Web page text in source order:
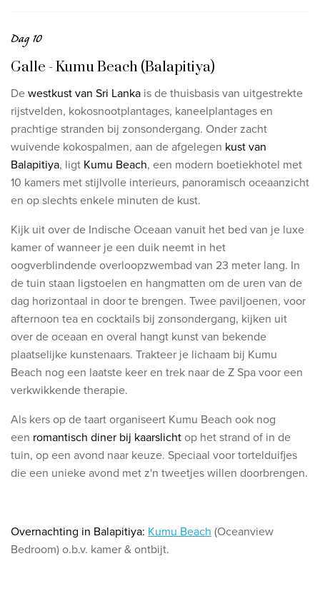
Dag 10
Galle - Kumu Beach (Balapitiya)
Dewestkust van Sri Lanka is de thuisbasis van uitgestrekte
rijstvelden, kokosnootplantages, kaneelplantages en
prachtige stranden bij zonsondergang. Onder zacht
wuivende kokospalmen, aan de afgelegen kust van
Balapitiya, ligt Kumu Beach, een modern boetiekhotel met
10 kamers met stijlvolle interieurs, panoramisch oceaanzicht
en op slechts enkele minuten de kust.
Kijk uit over de Indische Oceaan vanuit het bed van je luxe
kamer of wanneer je een duik neemt in het
oogverblindendeoverloopzwembad van 23 meter lang. In
de tuin staan ligstoelen en hangmatten om de uren van de
dag horizontaal in door te brengen. Twee paviljoenen, voor
afternoon tea en cocktails bij zonsondergang, kijken uit
over de oceaan en overal hangt kunst van bekende
plaatselijke kunstenaars. Trakteer je lichaam bij Kumu
Beach nog een laatste keer en trek naar de Z Spa voor een
verkwikkende therapie.
Als kers op de taart organiseert Kumu Beach ook nog
een romantisch diner bij kaarslichtop het strand of in de
tuin, op een avond naar keuze. Speciaal voor tortelduifjes
die een unieke avond met z'n tweetjes willen doorbrengen.
Overnachting in Balapitiya: Kumu Beach (Oceanview
Bedroom) o.b.v. kamer & ontbijt.